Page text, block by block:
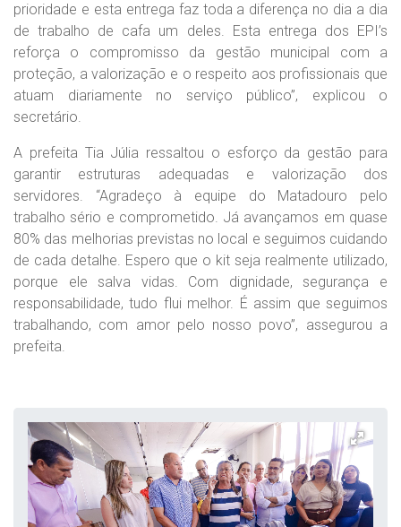
prioridade e esta entrega faz toda a diferença no dia a dia
de trabalho de cafa um deles. Esta entrega dos EPI’s
reforça o compromisso da gestão municipal com a
proteção, a valorização e o respeito aos profissionais que
atuam diariamente no serviço público”, explicou o
secretário.
A prefeita Tia Júlia ressaltou o esforço da gestão para
garantir estruturas adequadas e valorização dos
servidores. “Agradeço à equipe do Matadouro pelo
trabalho sério e comprometido. Já avançamos em quase
80% das melhorias previstas no local e seguimos cuidando
de cada detalhe. Espero que o kit seja realmente utilizado,
porque ele salva vidas. Com dignidade, segurança e
responsabilidade, tudo flui melhor. É assim que seguimos
trabalhando, com amor pelo nosso povo”, assegurou a
prefeita.